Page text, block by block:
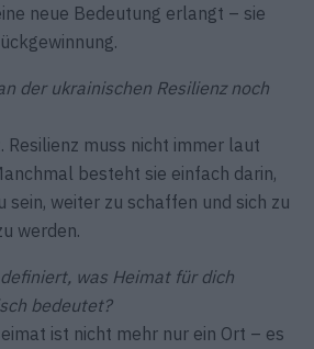
neue Bedeutung erlangt – sie
der ukrainischen Resilienz noch
Resilienz muss nicht immer laut
besteht sie einfach darin,
sein, weiter zu schaffen und sich zu
werden.
was Heimat für dich
bedeutet?
ist nicht mehr nur ein Ort – es